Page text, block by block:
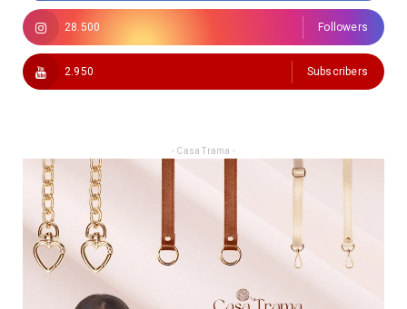
28.500 Followers
2.950 Subscribers
- Casa Trama -